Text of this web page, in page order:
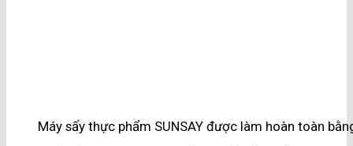
Máy sấy thực phẩm SUNSAY được làm hoàn toàn